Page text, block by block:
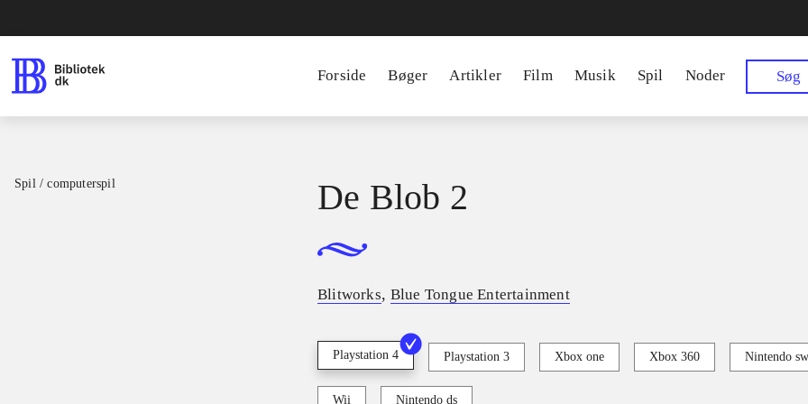
Forside Bøger Artikler Film Musik Spil Noder Søg
Spil / computerspil De Blob 2
Blitworks, Blue Tongue Entertainment
Playstation 4 Playstation 3 Xbox one Xbox 360 Nintendo
Wii Nintendo ds